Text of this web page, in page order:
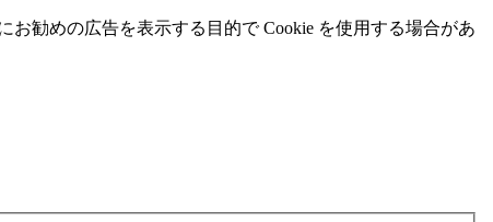
勧めの広告を表⽰する⽬的で Cookie を使⽤する場合があ